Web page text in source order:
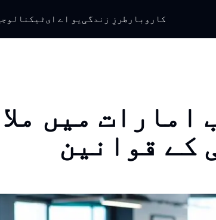
کاروبار طرزِ زندگی یو اے ای
امارات میں
کے قوانین